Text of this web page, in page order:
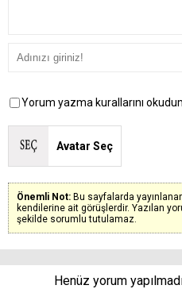
Yorum yazma kurallarını
Avatar Seç
Önemli Not: Bu sayfalarda
kendilerine ait görüşlerdir. Yazılan
şekilde sorumlu tutulamaz.
Henüz yorum